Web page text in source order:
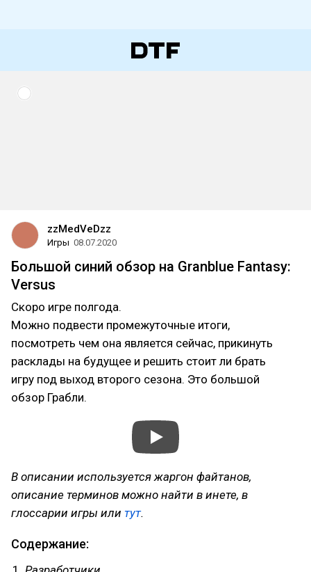
zzMedVeDzz
Игры 08.07.2020
Большой синий обзор на Granblue Fantasy:
Versus
Скоро игре полгода.
Можно подвести промежуточные итоги,
посмотреть чем она является сейчас, прикинуть
расклады на будущее и решить стоит ли брать
игру под выход второго сезона. Это большой
обзор Грабли.
В описании используется жаргон файтанов,
описание терминов можно найти в инете, в
глоссарии игры или тут.
Содержание: